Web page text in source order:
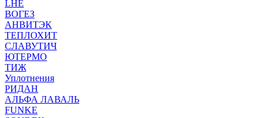
LHE
ВОГЕЗ
АНВИТЭК
ТЕПЛОХИТ
СЛАВУТИЧ
ЮТЕРМО
ТИЖ
Уплотнения
РИДАН
АЛЬФА ЛАВАЛЬ
FUNKE